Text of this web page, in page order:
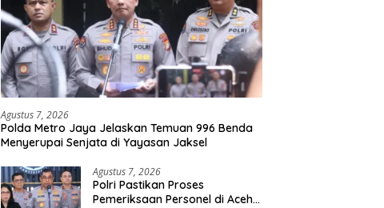
Agustus 7, 2026
Polda Metro Jaya Jelaskan Temuan 996 Benda
Menyerupai Senjata di Yayasan Jaksel
Agustus 7, 2026
Polri Pastikan Proses
Pemeriksaan Personel di Aceh